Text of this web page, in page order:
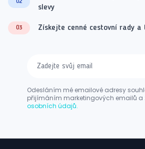
02
slevy
03 Získejte cenné cestovní rady a
Odesláním mé emailové adresy
přijímáním marketingových emailů a
osobních údajů.